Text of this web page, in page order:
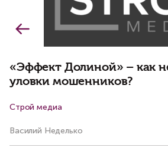
«Эффект Долиной» – как
уловки мошенников?
Строй медиа
Василий Неделько